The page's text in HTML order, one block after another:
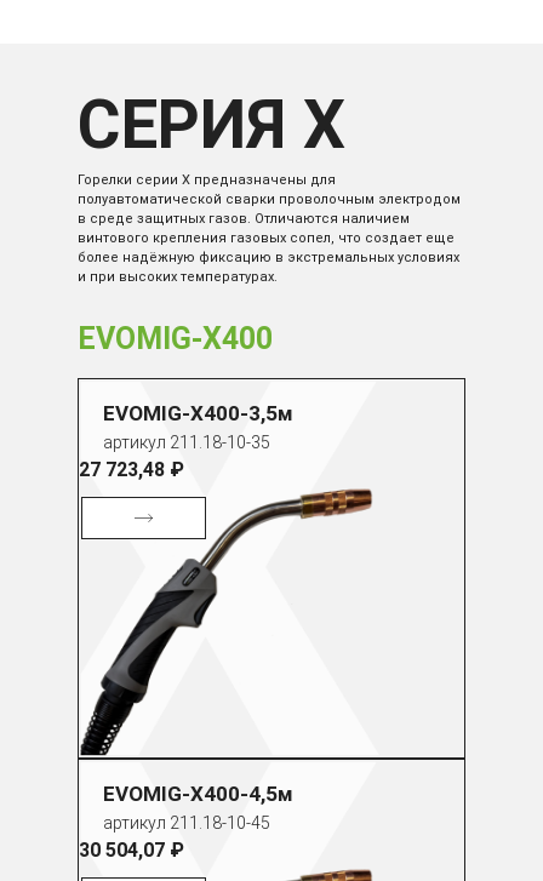
СЕРИЯ X
Горелки серии Х предназначены для
полуавтоматической сварки проволочным электродом
в среде защитных газов. Отличаются наличием
винтового крепления газовых сопел, что создает еще
более надёжную фиксацию в экстремальных условиях
и при высоких температурах.
EVOMIG-X400
EVOMIG-X400-3,5м
артикул 211.18-10-35
27 723,48 ₽
EVOMIG-X400-4,5м
артикул 211.18-10-45
30 504,07 ₽